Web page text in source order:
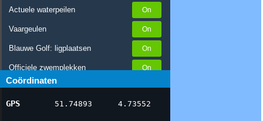
Actuele waterpeilen
Vaargeulen
Blauwe Golf: ligplaatsen
Officiele zwemplekken
Stremmingen/hinder
AIS scheepsposities
Coördinaten
GPS 51.74893 4.73552